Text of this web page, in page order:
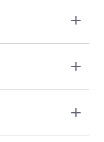
取価格
価格